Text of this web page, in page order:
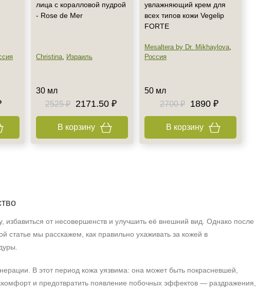
лица с коралловой пудрой
- Rose de Mer
Christina, Израиль
30 мл
2525 ₽
2171.50 ₽
В корзину
увлажняющий крем для
всех типов кожи Vegelip
FORTE
Mesaltera by Dr. Mikhaylova,
Россия
50 мл
2700 ₽
1890 ₽
В корзину
от несовершенств и улучшить её внешний вид. Однако после
статье мы расскажем, как правильно ухаживать за кожей в
В этот период кожа уязвима: она может быть покрасневшей,
и предотвратить появление побочных эффектов — раздражения,